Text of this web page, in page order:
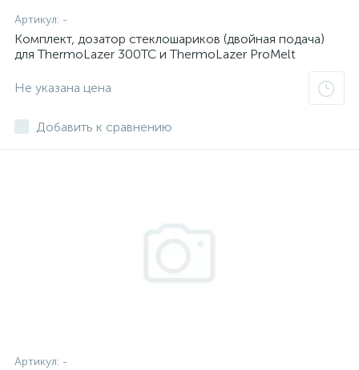
Артикул: -
Комплект, дозатор стеклошариков (двойная подача)
для ThermoLazer 300TC и ThermoLazer ProMelt
Не указана цена
Добавить к сравнению
Артикул: -